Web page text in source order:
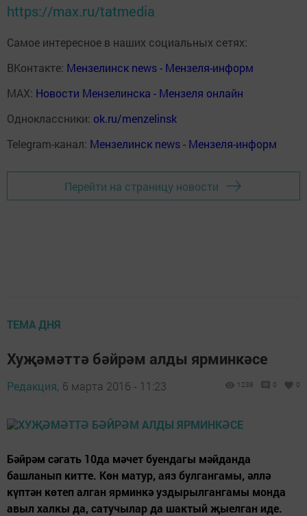
https://max.ru/tatmedia
Самое интересное в наших социальных сетях:
ВКонтакте: Мензелинск news - Мензеля-информ
MAX: Новости Мензелинска - Мензеля онлайн
Одноклассники: ok.ru/menzelinsk
Telegram-канал: Мензелинск news - Мензеля-информ
Перейти на страницу новости
ТЕМА ДНЯ
Хуҗәмәттә бәйрәм алды ярминкәсе
Редакция, 6 марта 2016 - 11:23 1238 0 0
Бәйрәм сәгать 10да мәчет буендагы мәйданда
башланып китте. Көн матур, аяз булгангамы, әллә
күптән көтеп алган ярминкә уздырылгангамы монда
авыл халкы да, сатучылар да шактый җыелган иде.